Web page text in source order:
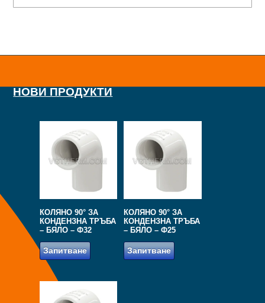
НОВИ ПРОДУКТИ
КОЛЯНО 90° ЗА
КОНДЕНЗНА ТРЪБА
– БЯЛО – Ф32
Запитване
КОЛЯНО 90° ЗА
КОНДЕНЗНА ТРЪБА
– БЯЛО – Ф25
Запитване